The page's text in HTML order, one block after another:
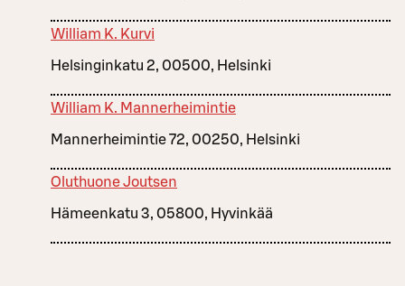
William K. Kurvi
Helsinginkatu 2, 00500, Helsinki
William K. Mannerheimintie
Mannerheimintie 72, 00250, Helsinki
Oluthuone Joutsen
Hämeenkatu 3, 05800, Hyvinkää